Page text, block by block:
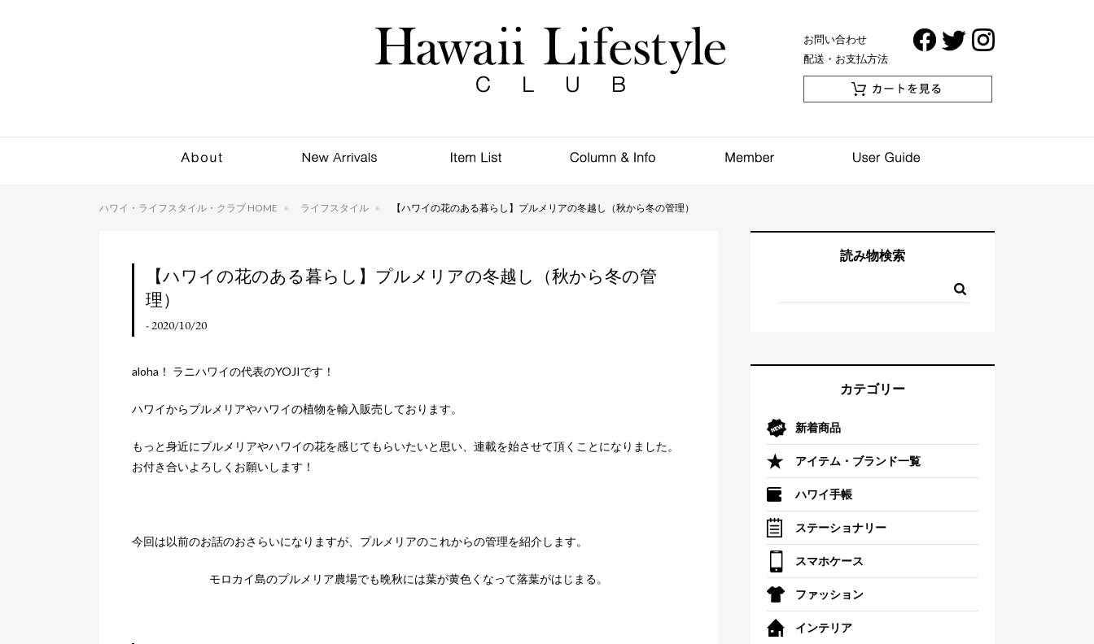
お問い合わせ
配送・お支払方法
ハワイ・ライフスタイル・クラブ HOME ライフスタイル 【ハワイの花のある暮らし】プルメリアの冬越し（秋から冬の管理）
【ハワイの花のある暮らし】プルメリアの冬越し（秋から冬の管
理）
- 2020/10/20
aloha！ ラニハワイの代表のYOJIです！
ハワイからプルメリアやハワイの植物を輸入販売しております。
もっと身近にプルメリアやハワイの花を感じてもらいたいと思い、連載を始させて頂くことになりました。
お付き合いよろしくお願いします！
今回は以前のお話のおさらいになりますが、プルメリアのこれからの管理を紹介します。
モロカイ島のプルメリア農場でも晩秋には葉が黄色くなって落葉がはじまる。
読み物検索
カテゴリー
新着商品
アイテム・ブランド一覧
ハワイ手帳
ステーショナリー
スマホケース
ファッション
インテリア